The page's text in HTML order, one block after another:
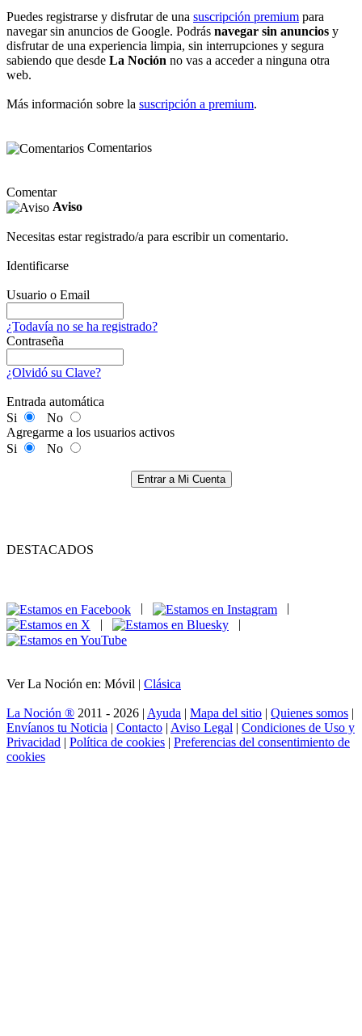
Puedes registrarse y disfrutar de una suscripción premium para
navegar sin anuncios de Google. Podrás navegar sin anuncios y
disfrutar de una experiencia limpia, sin interrupciones y segura
sabiendo que desde La Noción no vas a acceder a ninguna otra
web.
Más información sobre la suscripción a premium.
Comentarios
Comentar
Aviso
Necesitas estar registrado/a para escribir un comentario.
Identificarse
Usuario o Email
¿Todavía no se ha registrado?
Contraseña
¿Olvidó su Clave?
Entrada automática
Si
No
Agregarme a los usuarios activos
Si
No
Entrar a Mi Cuenta
DESTACADOS
|
|
Ver La Noción en: Móvil | Clásica
La Noción ® 2011 - 2026 | Ayuda | Mapa del sitio | Quienes somos |
Envíanos tu Noticia | Contacto | Aviso Legal | Condiciones de Uso y
Privacidad | Política de cookies | Preferencias del consentimiento de
cookies